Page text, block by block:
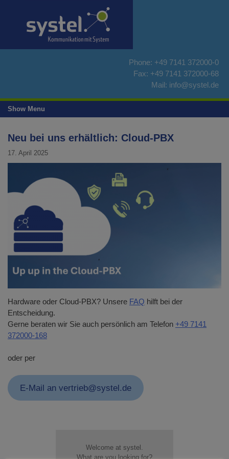
Phone: +49 7141 372000-0
Fax: +49 7141 372000-68
Mail: info@systel.de
Show Menu
Neu bei uns erhältlich: Cloud-PBX
17. April 2025
Hardware oder Cloud-PBX? Unsere FAQ hilft bei der
Entscheidung.
Gerne beraten wir Sie auch persönlich am Telefon +49 7141
372000-168
oder per
E-Mail an vertrieb@systel.de
Welcome at systel.
What are you looking for?